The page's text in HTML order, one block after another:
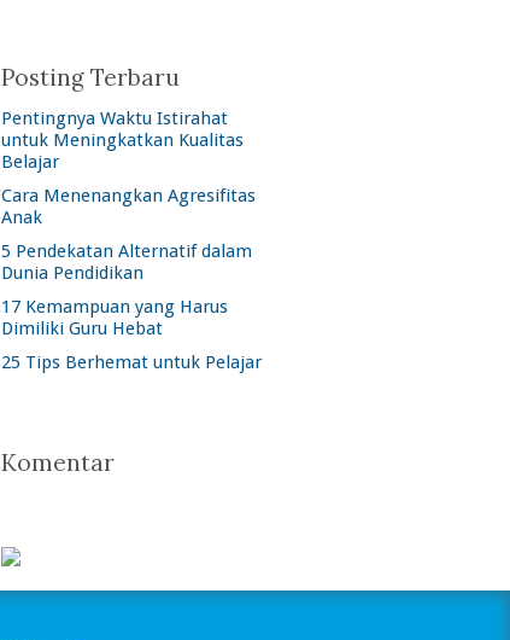
Posting Terbaru
Pentingnya Waktu Istirahat
untuk Meningkatkan Kualitas
Belajar
Cara Menenangkan Agresifitas
Anak
5 Pendekatan Alternatif dalam
Dunia Pendidikan
17 Kemampuan yang Harus
Dimiliki Guru Hebat
25 Tips Berhemat untuk Pelajar
Komentar